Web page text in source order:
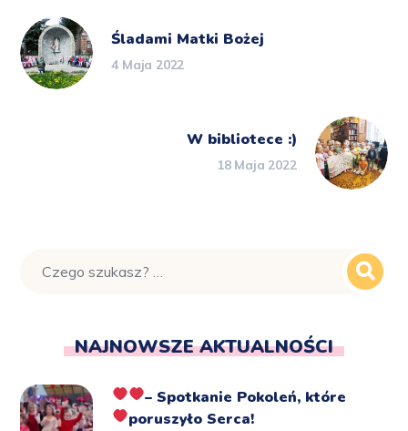
Śladami Matki Bożej
4 Maja 2022
W bibliotece :)
18 Maja 2022
NAJNOWSZE AKTUALNOŚCI
– Spotkanie Pokoleń, które
poruszyło Serca!